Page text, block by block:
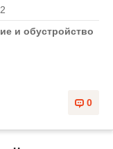
и обустройство
0